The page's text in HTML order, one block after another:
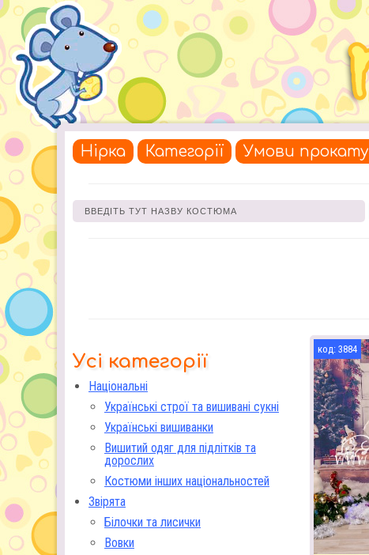
Нірка Категорії Умови прокату
Усі категорії
Національні
Українські строї та вишивані сукні
Українські вишиванки
Вишитий одяг для підлітків та
дорослих
Костюми інших національностей
Звірята
Білочки та лисички
Вовки
3884